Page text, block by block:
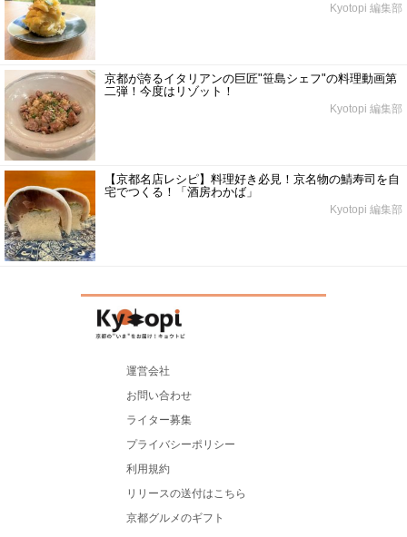
Kyotopi 編集部
京都が誇るイタリアンの巨匠"笹島シェフ"の料理動画第
二弾！今度はリゾット！
Kyotopi 編集部
【京都名店レシピ】料理好き必見！京名物の鯖寿司を自
宅でつくる！「酒房わかば」
Kyotopi 編集部
運営会社
お問い合わせ
ライター募集
プライバシーポリシー
利用規約
リリースの送付はこちら
京都グルメのギフト